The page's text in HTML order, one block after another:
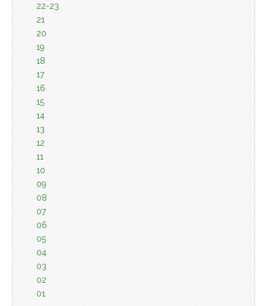
22-23
21
20
19
18
17
16
15
14
13
12
11
10
09
08
07
06
05
04
03
02
01